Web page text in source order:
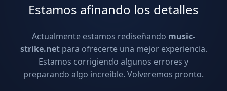
Estamos afinando los detalles
Actualmente estamos rediseñando music-
strike.netpara ofrecerte una mejor experiencia.
Estamos corrigiendo algunos errores y
preparando algo increíble. Volveremos pronto.